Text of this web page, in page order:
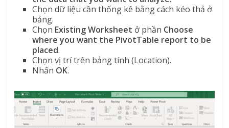
Chọn dữ liệu cần thống kê bằng cách kéo thả ở
bảng.
Chọn Existing Worksheet ở phần Choose
where you want the PivotTable report to be
placed.
Chọn vị trí trên bảng tính (Location).
Nhấn OK.